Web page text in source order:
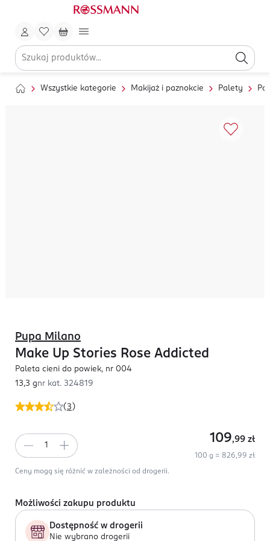
Wszystkie kategorie Makijaż i paznokcie Palety
(3 )
Pupa Milano
Make Up Stories Rose Addicted
Paleta cieni do powiek, nr 004
13,3 gnr kat. 324819
109,99 zł
100 g = 826,99 zł
Ceny mogą się różnić w zależności od drogerii.
Możliwości zakupu produktu
Dostępność w drogerii
Nie wybrano drogerii